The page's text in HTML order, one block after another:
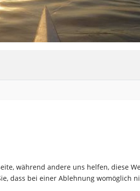
während andere uns helfen, diese
dass bei einer Ablehnung